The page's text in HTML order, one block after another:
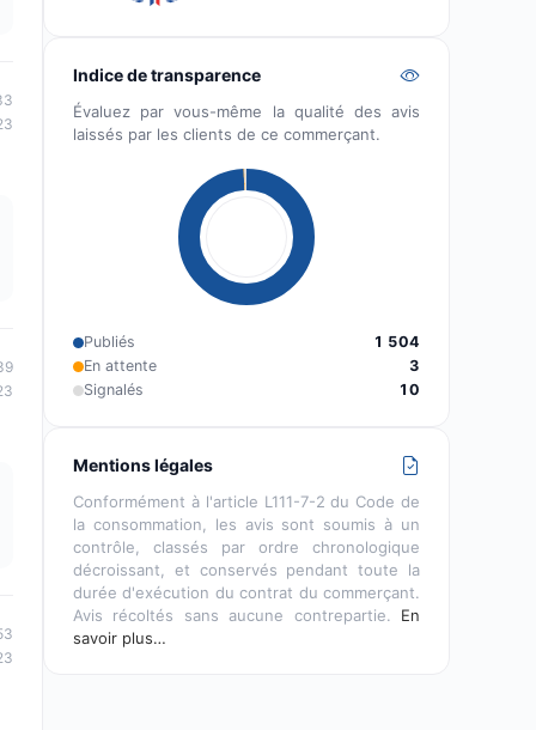
Indice de transparence
Évaluez par vous-même la qualité des avis
laissés par les clients de ce commerçant.
Publiés
1 504
En attente
3
Signalés
10
Mentions légales
Conformément à l'article L111-7-2 du Code de
la consommation, les avis sont soumis à un
contrôle, classés par ordre chronologique
décroissant, et conservés pendant toute la
durée d'exécution du contrat du commerçant.
Avis récoltés sans aucune contrepartie. En
savoir plus…